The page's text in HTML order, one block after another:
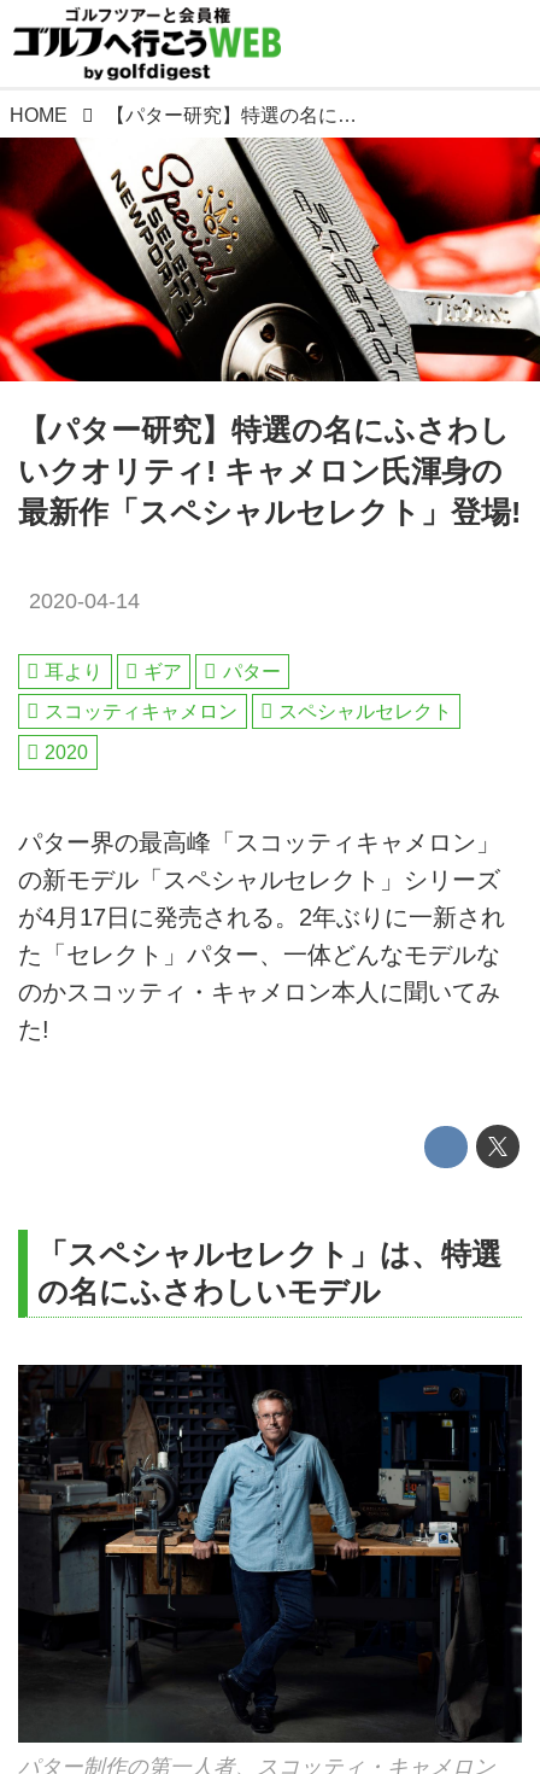
HOME 【パター研究】特選の名にふさわしいクオリティ! キャメロン氏渾身の最新作「スペシャルセレクト」登場!
【パター研究】特選の名にふさわし
いクオリティ! キャメロン氏渾身の
最新作「スペシャルセレクト」登場!
2020-04-14
耳より ギア
パター
スコッティキャメロン
スペシャルセレクト
2020
パター界の最高峰「スコッティキャメロン」
の新モデル「スペシャルセレクト」シリーズ
が4月17日に発売される。2年ぶりに一新され
た「セレクト」パター、一体どんなモデルな
のかスコッティ・キャメロン本人に聞いてみ
た!
「スペシャルセレクト」は、特選
の名にふさわしいモデル
パター制作の第一人者、スコッティ・キャメロン